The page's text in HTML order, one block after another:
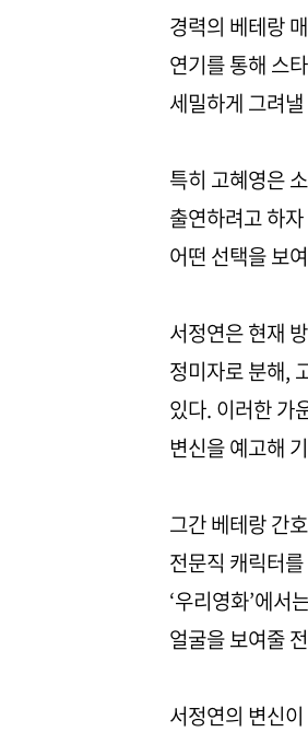
경력의 베테랑
연기를 통해 스
세밀하게 그려
특히 고혜영은
출연하려고 하
어떤 선택을 보
서정연은 현재
정미자로 분해,
있다. 이러한 가
변신을 예고해
그간 베테랑 간
전문직 캐릭터
‘우리영화’에서
얼굴을 보여줄
서정연의 변신